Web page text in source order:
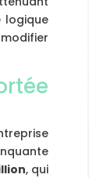
logique
, qui